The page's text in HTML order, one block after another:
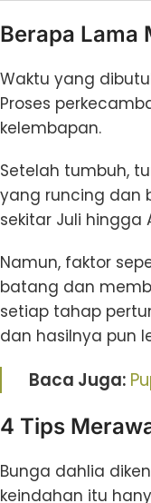
Berapa Lama
Waktu yang
Proses
kelembapan.
Setelah tumbuh,
yang runcing dan
sekitar Juli hingga
Namun, faktor
batang dan
setiap tahap
dan hasilnya pun
Baca Juga:
4 Tips
Bunga dahlia
keindahan itu